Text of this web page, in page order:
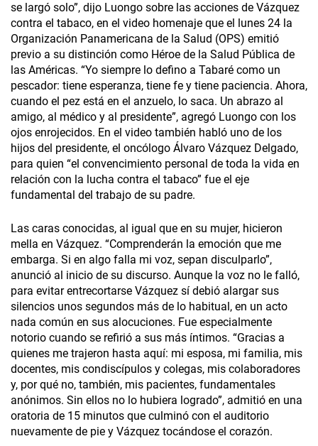
se largó solo”, dijo Luongo sobre las acciones de Vázquez
contra el tabaco, en el video homenaje que el lunes 24 la
Organización Panamericana de la Salud (OPS) emitió
previo a su distinción como Héroe de la Salud Pública de
las Américas. “Yo siempre lo defino a Tabaré como un
pescador: tiene esperanza, tiene fe y tiene paciencia. Ahora,
cuando el pez está en el anzuelo, lo saca. Un abrazo al
amigo, al médico y al presidente”, agregó Luongo con los
ojos enrojecidos. En el video también habló uno de los
hijos del presidente, el oncólogo Álvaro Vázquez Delgado,
para quien “el convencimiento personal de toda la vida en
relación con la lucha contra el tabaco” fue el eje
fundamental del trabajo de su padre.
Las caras conocidas, al igual que en su mujer, hicieron
mella en Vázquez. “Comprenderán la emoción que me
embarga. Si en algo falla mi voz, sepan disculparlo”,
anunció al inicio de su discurso. Aunque la voz no le falló,
para evitar entrecortarse Vázquez sí debió alargar sus
silencios unos segundos más de lo habitual, en un acto
nada común en sus alocuciones. Fue especialmente
notorio cuando se refirió a sus más íntimos. “Gracias a
quienes me trajeron hasta aquí: mi esposa, mi familia, mis
docentes, mis condiscípulos y colegas, mis colaboradores
y, por qué no, también, mis pacientes, fundamentales
anónimos. Sin ellos no lo hubiera logrado”, admitió en una
oratoria de 15 minutos que culminó con el auditorio
nuevamente de pie y Vázquez tocándose el corazón.